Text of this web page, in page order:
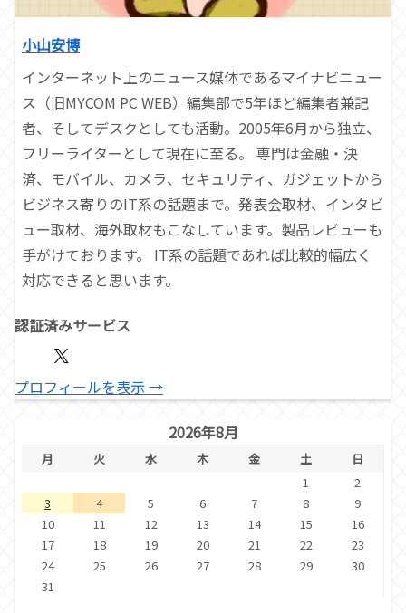
小山安博
インターネット上のニュース媒体であるマイナビニュー
ス（旧MYCOM PC WEB）編集部で5年ほど編集者兼記
者、そしてデスクとしても活動。2005年6月から独立、
フリーライターとして現在に至る。 専門は金融・決
済、モバイル、カメラ、セキュリティ、ガジェットから
ビジネス寄りのIT系の話題まで。発表会取材、インタビ
ュー取材、海外取材もこなしています。製品レビューも
手がけております。 IT系の話題であれば比較的幅広く
対応できると思います。
認証済みサービス
プロフィールを表示 →
2026年8月
月 火 水 木 金 土
日
1
2
3
4 5 6 7 8
9
10
11 12 13 14 15
16
17
18 19 20 21 22
23
24
25 26 27 28 29
30
31